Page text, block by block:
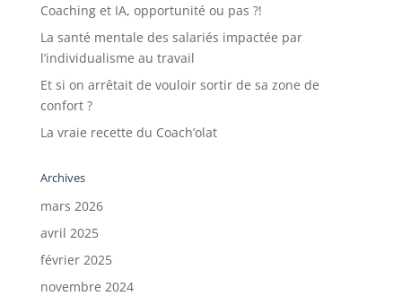
Coaching et IA, opportunité ou pas ?!
La santé mentale des salariés impactée par
l’individualisme au travail
Et si on arrêtait de vouloir sortir de sa zone de
confort ?
La vraie recette du Coach’olat
Archives
mars 2026
avril 2025
février 2025
novembre 2024